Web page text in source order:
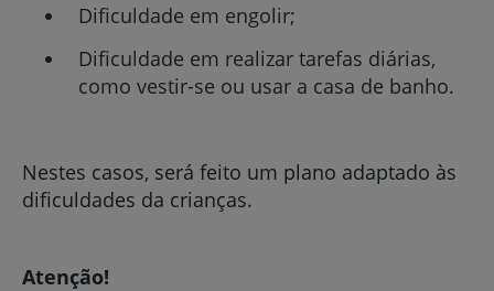
Dificuldade em engolir;
Dificuldade em realizar tarefas diárias,
como vestir-se ou usar a casa de banho.
Nestes casos, será feito um plano adaptado às
dificuldades da crianças.
Atenção!